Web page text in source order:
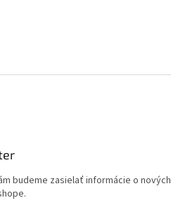
budeme zasielať informácie o nových